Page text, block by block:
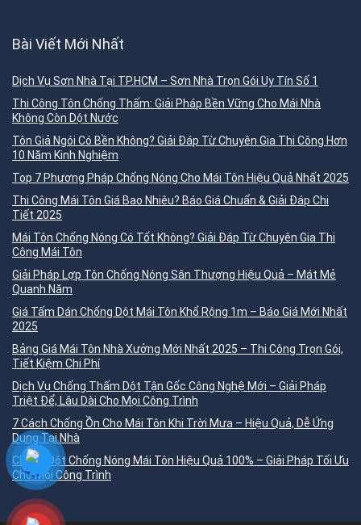
Bài Viết Mới Nhất
Dịch Vụ Sơn Nhà Tại TP.HCM – Sơn Nhà Trọn Gói Uy Tín Số 1
Thi Công Tôn Chống Thấm: Giải Pháp Bền Vững Cho Mái Nhà
Không Còn Dột Nước
Tôn Giả Ngói Có Bền Không? Giải Đáp Từ Chuyên Gia Thi Công Hơn
10 Năm Kinh Nghiệm
Top 7 Phương Pháp Chống Nóng Cho Mái Tôn Hiệu Quả Nhất 2025
Thi Công Mái Tôn Giá Bao Nhiêu? Báo Giá Chuẩn & Giải Đáp Chi
Tiết 2025
Mái Tôn Chống Nóng Có Tốt Không? Giải Đáp Từ Chuyên Gia Thi
Công Mái Tôn
Giải Pháp Lợp Tôn Chống Nóng Sân Thượng Hiệu Quả – Mát Mẻ
Quanh Năm
Giá Tấm Dán Chống Dột Mái Tôn Khổ Rộng 1m – Báo Giá Mới Nhất
2025
Bảng Giá Mái Tôn Nhà Xưởng Mới Nhất 2025 – Thi Công Trọn Gói,
Tiết Kiệm Chi Phí
Dịch Vụ Chống Thấm Dột Tận Gốc Công Nghệ Mới – Giải Pháp
Triệt Để, Lâu Dài Cho Mọi Công Trình
7 Cách Chống Ồn Cho Mái Tôn Khi Trời Mưa – Hiệu Quả, Dễ Ứng
Dụng Tại Nhà
Chống Dột Chống Nóng Mái Tôn Hiệu Quả 100% – Giải Pháp Tối Ưu
Cho Mọi Công Trình